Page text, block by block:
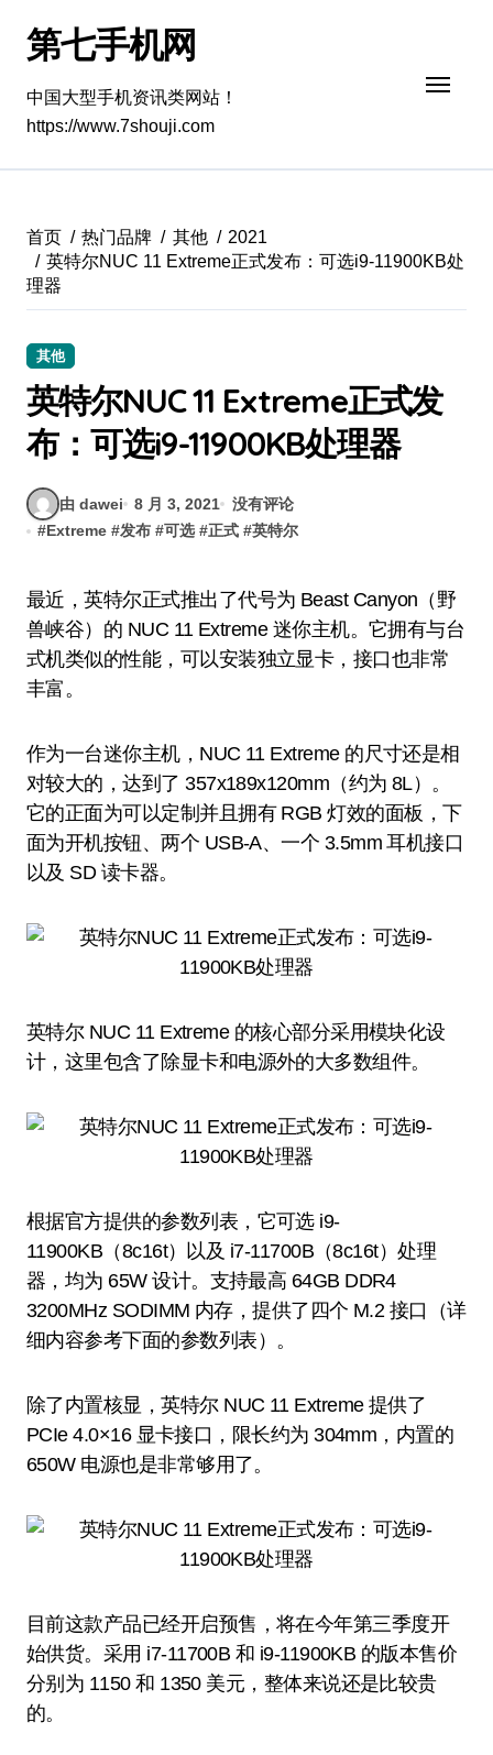
第七手机网
中国大型手机资讯类网站！
https://www.7shouji.com
首页 热门品牌 其他
2021
英特尔NUC 11 Extreme正式发布：可选i9-11900KB处
理器
其他
英特尔NUC 11 Extreme正式发
布：可选i9-11900KB处理器
由 dawei 8 月 3, 2021
没有评论
#Extreme #发布 #可选 #正式 #英特尔
最近，英特尔正式推出了代号为 Beast Canyon（野
兽峡谷）的 NUC 11 Extreme 迷你主机。它拥有与台
式机类似的性能，可以安装独立显卡，接口也非常
丰富。
作为一台迷你主机，NUC 11 Extreme 的尺寸还是相
对较大的，达到了 357x189x120mm（约为 8L）。
它的正面为可以定制并且拥有 RGB 灯效的面板，下
面为开机按钮、两个 USB-A、一个 3.5mm 耳机接口
以及 SD 读卡器。
英特尔 NUC 11 Extreme 的核心部分采用模块化设
计，这里包含了除显卡和电源外的大多数组件。
根据官方提供的参数列表，它可选 i9-
11900KB（8c16t）以及 i7-11700B（8c16t）处理
器，均为 65W 设计。支持最高 64GB DDR4
3200MHz SODIMM 内存，提供了四个 M.2 接口（详
细内容参考下面的参数列表）。
除了内置核显，英特尔 NUC 11 Extreme 提供了
PCIe 4.0×16 显卡接口，限长约为 304mm，内置的
650W 电源也是非常够用了。
目前这款产品已经开启预售，将在今年第三季度开
始供货。采用 i7-11700B 和 i9-11900KB 的版本售价
分别为 1150 和 1350 美元，整体来说还是比较贵
的。